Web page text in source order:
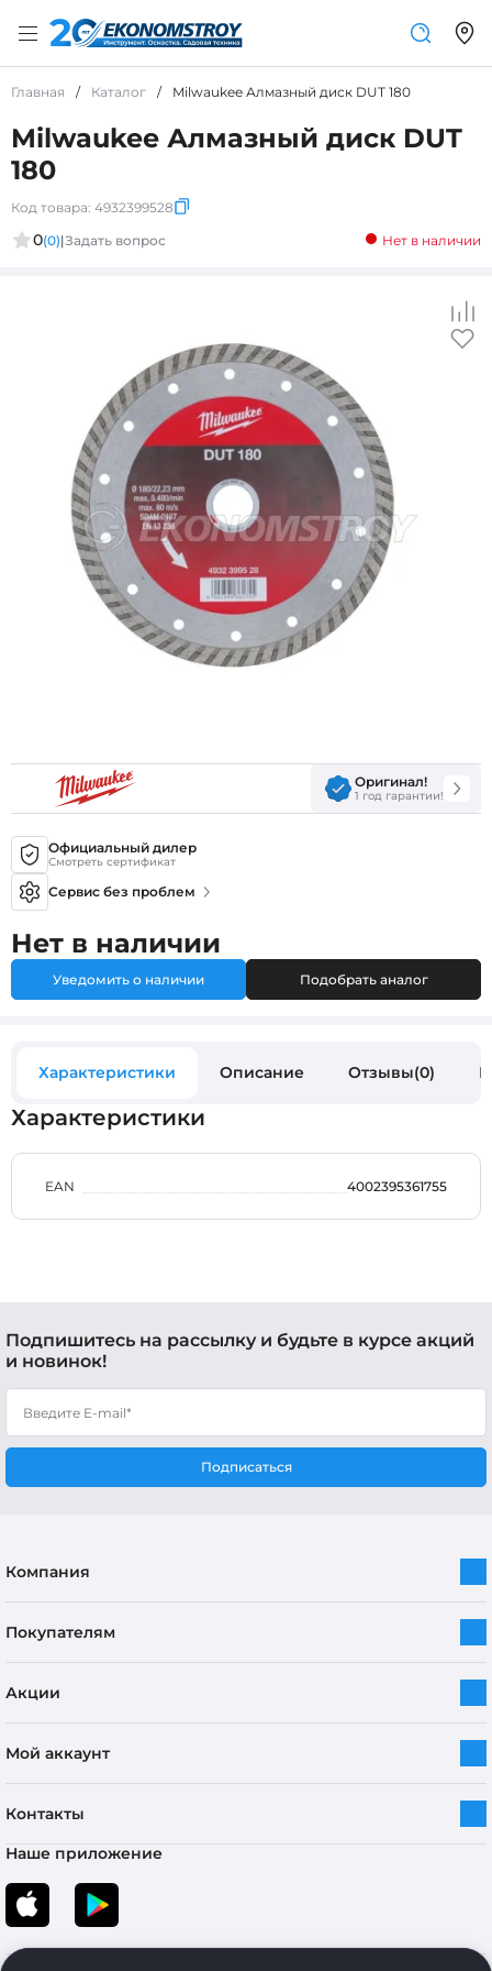
Главная / Каталог / Milwaukee Алмазный диск DUT 180
Milwaukee Алмазный диск DUT
180
Код товара: 4932399528
0(0)|Задать вопрос Нет в наличии
Оригинал!
1 год гарантии!
Официальный дилер
Смотреть сертификат
Сервис без проблем
Нет в наличии
Уведомить о наличии Подобрать аналог
Характеристики Описание Отзывы(0)
Характеристики
EAN 4002395361755
Подпишитесь на рассылку и будьте в курсе акций
и новинок!
Подписаться
Компания
Покупателям
Акции
Мой аккаунт
Контакты
Наше приложение